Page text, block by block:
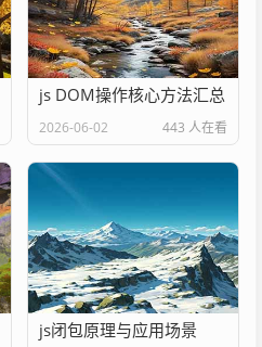
js DOM操作核心方法汇总
2026-06-02 443 人在看
js闭包原理与应用场景